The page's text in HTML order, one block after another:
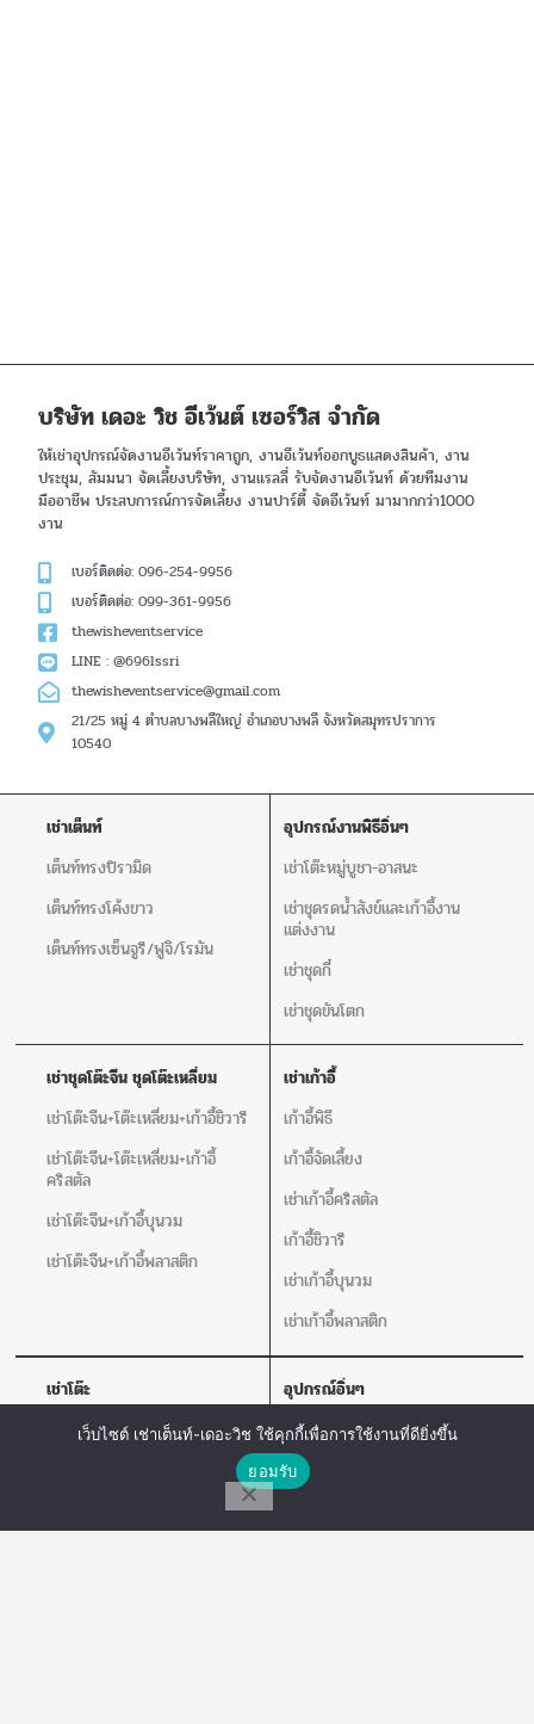
บริษัท เดอะ วิช อีเว้นต์ เซอร์วิส จำกัด
ให้เช่าอุปกรณ์จัดงานอีเว้นท์ราคาถูก, งานอีเว้นท์ออกบูธแสดงสินค้า, งาน
ประชุม, สัมมนา จัดเลี้ยงบริษัท, งานแรลลี่ รับจัดงานอีเว้นท์ ด้วยทีมงาน
มืออาชีพ ประสบการณ์การจัดเลี้ยง งานปาร์ตี้ จัดอีเว้นท์ มามากกว่า1000
งาน
เบอร์ติดต่อ: 096-254-9956
เบอร์ติดต่อ: 099-361-9956
thewisheventservice
LINE : @696lssri
thewisheventservice@gmail.com
21/25 หมู่ 4 ตำบลบางพลีใหญ่ อำเภอบางพลี จังหวัดสมุทรปราการ
10540
เช่าเต็นท์
เต็นท์ทรงปิรามิด
เต็นท์ทรงโค้งขาว
เต็นท์ทรงเซ็นจูรี/ฟูจิ/โรมัน
อุปกรณ์งานพิธีอิ่นๆ
เช่าโต๊ะหมู่บูชา-อาสนะ
เช่าชุดรดน้ำสังข์และเก้าอี้งาน
แต่งงาน
เช่าชุดกี๋
เช่าชุดขันโตก
เช่าชุดโต๊ะจีน ชุดโต๊ะเหลี่ยม
เช่าโต๊ะจีน+โต๊ะเหลี่ยม+เก้าอี้ชิวารี
เช่าโต๊ะจีน+โต๊ะเหลี่ยม+เก้าอี้
คริสตัล
เช่าโต๊ะจีน+เก้าอี้บุนวม
เช่าโต๊ะจีน+เก้าอี้พลาสติก
เช่าเก้าอี้
เก้าอี้พิธี
เก้าอี้จัดเลี้ยง
เช่าเก้าอี้คริสตัล
เก้าอี้ชิวารี
เช่าเก้าอี้บุนวม
เช่าเก้าอี้พลาสติก
เช่าโต๊ะ
เช่าโต๊ะกลม
อุปกรณ์อิ่นๆ
เช่าชุดอ่างอุ่นอาหาร
เช่าคลูเลอร์น้ำ
เทียน
Line Chat
เว็บไซต์ เช่าเต็นท์-เดอะวิช ใช้คุกกี้เพื่อการใช้งานที่ดียิ่งขึ้น
ยอมรับ